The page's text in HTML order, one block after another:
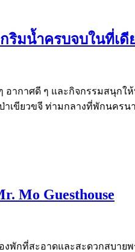
ริมน้ำครบจบในที่เดี
ากาศดี ๆ และกิจกรรมสนุกใ
าเขียวขจี ท่ามกลางที่พักนคร
Mo Guesthouse
งพักที่สะอาดและสะดวกสบาย